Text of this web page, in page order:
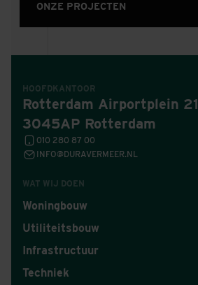
ONZE PROJECTEN
WAT WIJ DOEN
Woningbouw
Utiliteitsbouw
Infrastructuur
Techniek
HOOFDKANTOOR
Rotterdam Airportplein 21
3045AP Rotterdam
010 280 87 00
INFO@DURAVERMEER.NL